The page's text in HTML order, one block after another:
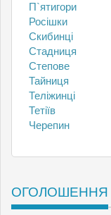
П`ятигори
Росішки
Скибинці
Стадниця
Степове
Тайниця
Теліжинці
Тетіїв
Черепин
ОГОЛОШЕННЯ